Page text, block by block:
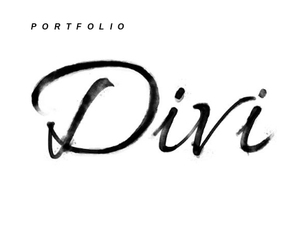
PORTFOLIO